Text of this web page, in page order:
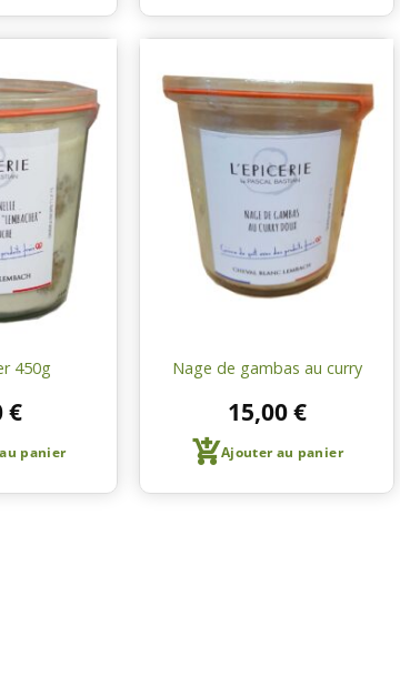
Ajouter
à une
liste de
courses
450g
€
panier
Ajouter
à une
liste de
courses
Nage de gambas au curry
15,00€
Ajouter au panier